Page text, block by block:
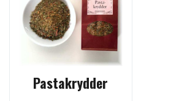
Pastakrydder